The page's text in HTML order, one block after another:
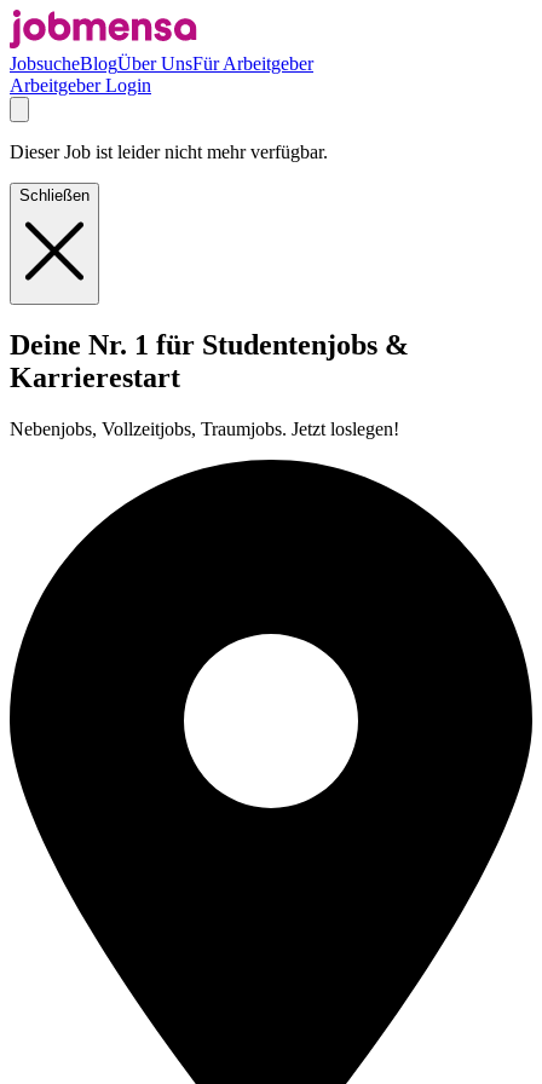
JobsucheBlogÜber UnsFür Arbeitgeber
Arbeitgeber Login
Dieser Job ist leider nicht mehr verfügbar.
Schließen
Deine Nr. 1 für Studentenjobs &
Karrierestart
Nebenjobs, Vollzeitjobs, Traumjobs. Jetzt loslegen!